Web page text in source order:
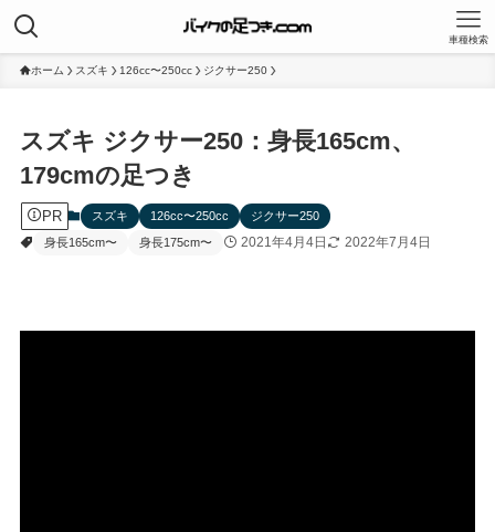
車種検索
ホーム スズキ 126cc〜250cc ジクサー250
スズキ ジクサー250：身長165cm、
179cmの足つき
PR スズキ 126cc〜250cc
ジクサー250
身長165cm〜
身長175cm〜 2021年4月4日 2022年7月4日